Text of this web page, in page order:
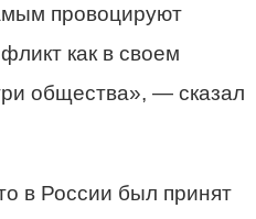
провоцируют
как в своем
общества», — сказал
в России был принят